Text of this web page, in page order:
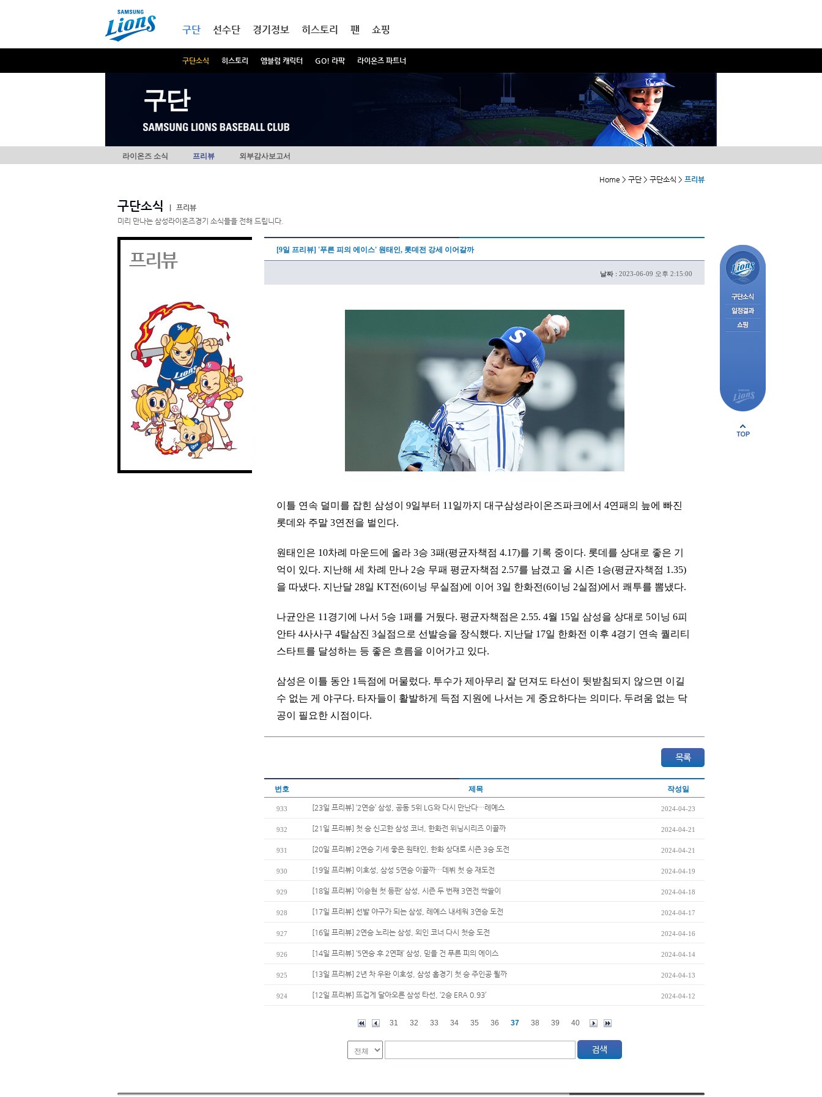
구단
구단소식 히스토리 엠블럼 캐릭터 GO! 라팍 라이온즈 파트너
선수단 경기정보 히스토리 팬 쇼핑
구단
라이온즈 소식 프리뷰 외부감사보고서
Home > 구단 > 구단소식 > 프리뷰
구단소식
프리뷰
미리 만나는 삼성라이온즈경기 소식들을 전해 드립니다.
프리뷰 [9일 프리뷰] '푸른 피의 에이스' 원태인, 롯데전 강세 이어갈까
날짜 : 2023-06-09 오후 2:15:00
이틀 연속 덜미를 잡힌 삼성이 9일부터 11일까지 대구삼성라이온즈파크에서 4연패의 늪에 빠진
롯데와 주말 3연전을 벌인다.
원태인은 10차례 마운드에 올라 3승 3패(평균자책점 4.17)를 기록 중이다. 롯데를 상대로 좋은 기
억이 있다. 지난해 세 차례 만나 2승 무패 평균자책점 2.57를 남겼고 올 시즌 1승(평균자책점 1.35)
을 따냈다. 지난달 28일 KT전(6이닝 무실점)에 이어 3일 한화전(6이닝 2실점)에서 쾌투를 뽐냈다.
나균안은 11경기에 나서 5승 1패를 거뒀다. 평균자책점은 2.55. 4월 15일 삼성을 상대로 5이닝 6피
안타 4사사구 4탈삼진 3실점으로 선발승을 장식했다. 지난달 17일 한화전 이후 4경기 연속 퀄리티
스타트를 달성하는 등 좋은 흐름을 이어가고 있다.
삼성은 이틀 동안 1득점에 머물렀다. 투수가 제아무리 잘 던져도 타선이 뒷받침되지 않으면 이길
수 없는 게 야구다. 타자들이 활발하게 득점 지원에 나서는 게 중요하다는 의미다. 두려움 없는 닥
공이 필요한 시점이다.
번호 제목 작성일
933 [23일 프리뷰] ‘2연승’ 삼성, 공동 5위 LG와 다시 만난다…레예스 2024-04-23
932 [21일 프리뷰] 첫 승 신고한 삼성 코너, 한화전 위닝시리즈 이끌까 2024-04-21
931 [20일 프리뷰] 2연승 기세 좋은 원태인, 한화 상대로 시즌 3승 도전 2024-04-21
930 [19일 프리뷰] 이호성, 삼성 5연승 이끌까…데뷔 첫 승 재도전 2024-04-19
929 [18일 프리뷰] ‘이승현 첫 등판’ 삼성, 시즌 두 번째 3연전 싹쓸이 2024-04-18
928 [17일 프리뷰] 선발 야구가 되는 삼성, 레예스 내세워 3연승 도전 2024-04-17
927 [16일 프리뷰] 2연승 노리는 삼성, 외인 코너 다시 첫승 도전 2024-04-16
926 [14일 프리뷰] ‘5연승 후 2연패’ 삼성, 믿을 건 푸른 피의 에이스 2024-04-14
925 [13일 프리뷰] 2년 차 우완 이호성, 삼성 홈경기 첫 승 주인공 될까 2024-04-13
924 [12일 프리뷰] 뜨겁게 달아오른 삼성 타선, ‘2승 ERA 0.93’ 2024-04-12
31 32 33 34 35 36 37 38 39 40